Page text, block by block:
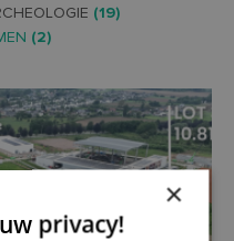
(19)
(2)
×
privacy!